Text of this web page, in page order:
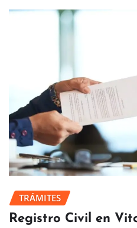
TRÁMITES
Registro Civil en